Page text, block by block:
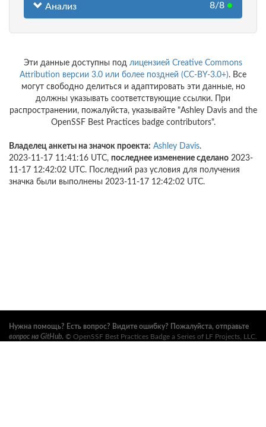
Анализ 8/8 ●
Эти данные доступны под лицензией Creative Commons
Attribution версии 3.0 или более поздней (CC-BY-3.0+). Все
могут свободно делиться и адаптировать эти данные, но
должны указывать соответствующие ссылки. При
распространении, пожалуйста, указывайте "Ashley Davis and the
OpenSSF Best Practices badge contributors".
Владелец анкеты на значок проекта: Ashley Davis.
2023-11-17 11:41:16 UTC, последнее изменение сделано 2023-
11-17 12:42:02 UTC. Последний раз условия для получения
значка были выполнены 2023-11-17 12:42:02 UTC.
Нужна помощь? Есть вопрос? Видите ошибку? Пожалуйста, отправьте
вопрос на GitHub. © OpenSSF Best Practices Badge a Series of LF Projects, LLC